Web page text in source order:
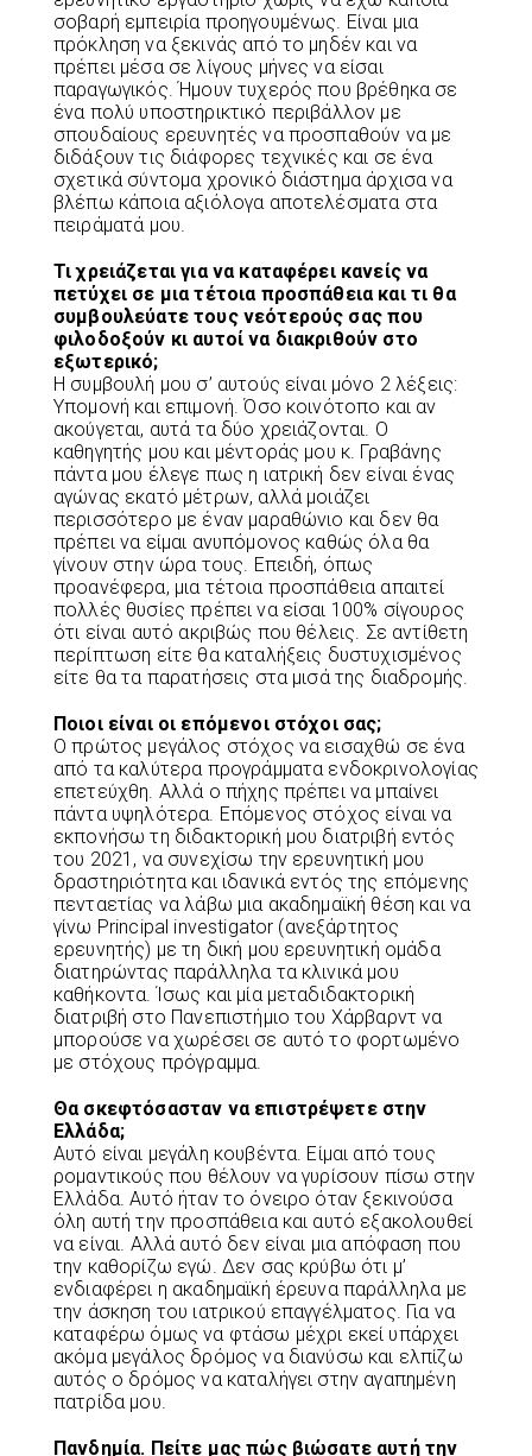
σοβαρή εμπειρία προηγουμένως. Είναι μια
πρόκληση να ξεκινάς από το μηδέν και να
πρέπει μέσα σε λίγους μήνες να είσαι
παραγωγικός. Ήμουν τυχερός που βρέθηκα σε
ένα πολύ υποστηρικτικό περιβάλλον με
σπουδαίους ερευνητές να προσπαθούν να με
διδάξουν τις διάφορες τεχνικές και σε ένα
σχετικά σύντομα χρονικό διάστημα άρχισα να
βλέπω κάποια αξιόλογα αποτελέσματα στα
πειράματά μου.
Τι χρειάζεται για να καταφέρει κανείς να
πετύχει σε μια τέτοια προσπάθεια και τι θα
συμβουλεύατε τους νεότερούς σας που
φιλοδοξούν κι αυτοί να διακριθούν στο
εξωτερικό;
Η συμβουλή μου σ’ αυτούς είναι μόνο 2 λέξεις:
Υπομονή και επιμονή. Όσο κοινότοπο και αν
ακούγεται, αυτά τα δύο χρειάζονται. Ο
καθηγητής μου και μέντοράς μου κ. Γραβάνης
πάντα μου έλεγε πως η ιατρική δεν είναι ένας
αγώνας εκατό μέτρων, αλλά μοιάζει
περισσότερο με έναν μαραθώνιο και δεν θα
πρέπει να είμαι ανυπόμονος καθώς όλα θα
γίνουν στην ώρα τους. Επειδή, όπως
προανέφερα, μια τέτοια προσπάθεια απαιτεί
πολλές θυσίες πρέπει να είσαι 100% σίγουρος
ότι είναι αυτό ακριβώς που θέλεις. Σε αντίθετη
περίπτωση είτε θα καταλήξεις δυστυχισμένος
είτε θα τα παρατήσεις στα μισά της διαδρομής.
Ποιοι είναι οι επόμενοι στόχοι σας;
Ο πρώτος μεγάλος στόχος να εισαχθώ σε ένα
από τα καλύτερα προγράμματα ενδοκρινολογίας
επετεύχθη. Αλλά ο πήχης πρέπει να μπαίνει
πάντα υψηλότερα. Επόμενος στόχος είναι να
εκπονήσω τη διδακτορική μου διατριβή εντός
του 2021, να συνεχίσω την ερευνητική μου
δραστηριότητα και ιδανικά εντός της επόμενης
πενταετίας να λάβω μια ακαδημαϊκή θέση και να
γίνω Principal investigator (ανεξάρτητος
ερευνητής) με τη δική μου ερευνητική ομάδα
διατηρώντας παράλληλα τα κλινικά μου
καθήκοντα. Ίσως και μία μεταδιδακτορική
διατριβή στο Πανεπιστήμιο του Χάρβαρντ να
μπορούσε να χωρέσει σε αυτό το φορτωμένο
με στόχους πρόγραμμα.
Θα σκεφτόσασταν να επιστρέψετε στην
Ελλάδα;
Αυτό είναι μεγάλη κουβέντα. Είμαι από τους
ρομαντικούς που θέλουν να γυρίσουν πίσω στην
Ελλάδα. Αυτό ήταν το όνειρο όταν ξεκινούσα
όλη αυτή την προσπάθεια και αυτό εξακολουθεί
να είναι. Αλλά αυτό δεν είναι μια απόφαση που
την καθορίζω εγώ. Δεν σας κρύβω ότι μ’
ενδιαφέρει η ακαδημαϊκή έρευνα παράλληλα με
την άσκηση του ιατρικού επαγγέλματος. Για να
καταφέρω όμως να φτάσω μέχρι εκεί υπάρχει
ακόμα μεγάλος δρόμος να διανύσω και ελπίζω
αυτός ο δρόμος να καταλήγει στην αγαπημένη
πατρίδα μου.
Πανδημία. Πείτε μας πώς βιώσατε αυτή την